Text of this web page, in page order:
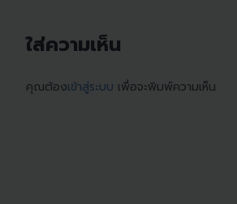
ใส่ความเห็น
คุณต้องเข้าสู่ระบบ เพื่อจะพิมพ์ความเห็น